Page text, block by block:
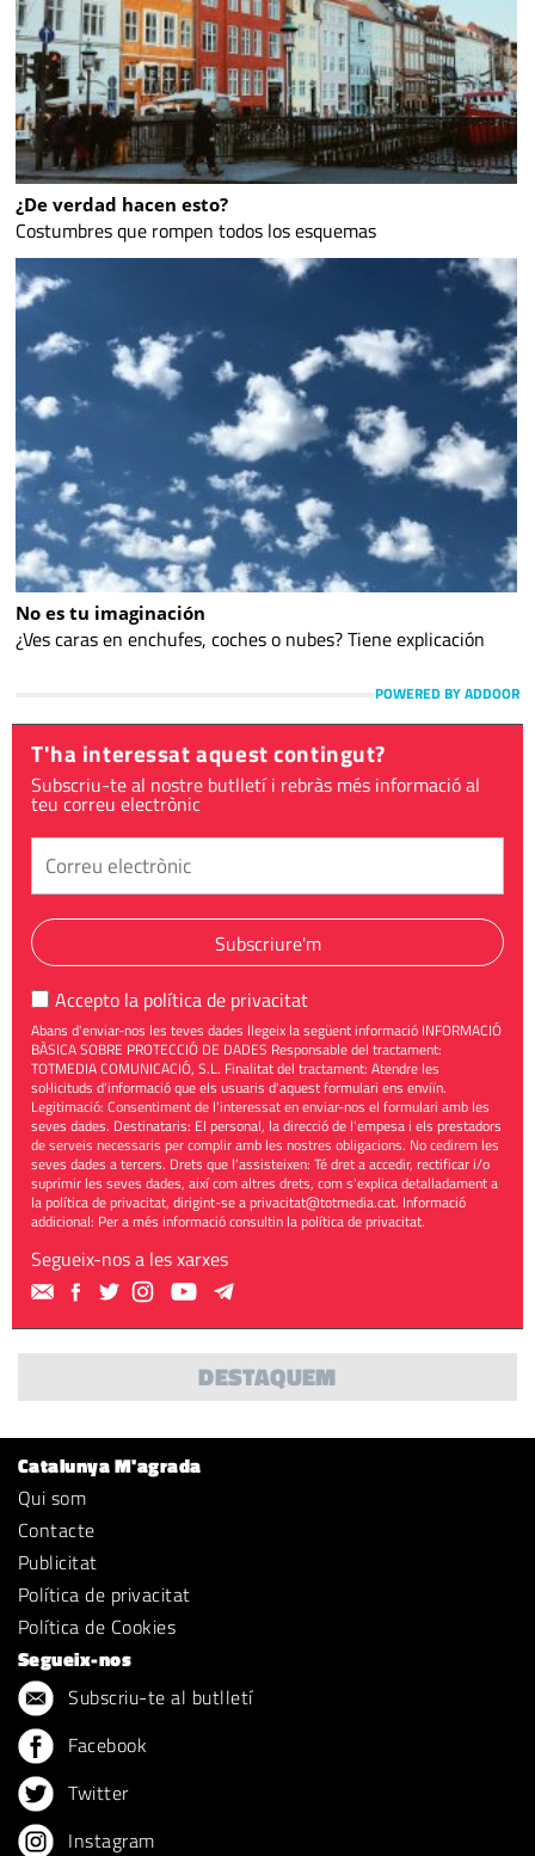
¿De verdad hacen esto?
Costumbres que rompen todos los esquemas
No es tu imaginación
¿Ves caras en enchufes, coches o nubes? Tiene explicación
POWERED BY ADDOOR
T'ha interessat aquest contingut?
Subscriu-te al nostre butlletí i rebràs més informació al
teu correu electrònic
Subscriure'm
Accepto la política de privacitat
Abans d'enviar-nos les teves dades llegeix la següent informació INFORMACIÓ
BÀSICA SOBRE PROTECCIÓ DE DADES Responsable del tractament:
TOTMEDIA COMUNICACIÓ, S.L. Finalitat del tractament: Atendre les
sol·licituds d'informació que els usuaris d'aquest formulari ens enviïn.
Legitimació: Consentiment de l'interessat en enviar-nos el formulari amb les
seves dades. Destinataris: El personal, la direcció de l'empesa i els prestadors
de serveis necessaris per complir amb les nostres obligacions. No cedirem les
seves dades a tercers. Drets que l'assisteixen: Té dret a accedir, rectificar i/o
suprimir les seves dades, així com altres drets, com s'explica detalladament a
la política de privacitat, dirigint-se aprivacitat@totmedia.cat. Informació
addicional: Per a més informació consultin lapolítica de privacitat.
Segueix-nos a les xarxes
DESTAQUEM
Catalunya M'agrada
Qui som
Contacte
Publicitat
Política de privacitat
Política de Cookies
Segueix-nos
Subscriu-te al butlletí
Facebook
Twitter
Instagram